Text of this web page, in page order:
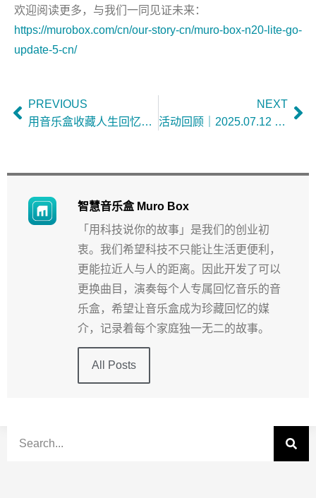
欢迎阅读更多，与我们一同见证未来：
https://murobox.com/cn/our-story-cn/muro-box-n20-lite-go-
update-5-cn/
PREVIOUS
用音乐盒收藏人生回忆与传递祝福给好友
NEXT
活动回顾｜2025.07.12 音乐盒大解密讲座＠台南文鼎留声博物馆
智慧音乐盒 Muro Box
「用科技说你的故事」是我们的创业初
衷。我们希望科技不只能让生活更便利，
更能拉近人与人的距离。因此开发了可以
更换曲目，演奏每个人专属回忆音乐的音
乐盒，希望让音乐盒成为珍藏回忆的媒
介，记录着每个家庭独一无二的故事。
All Posts